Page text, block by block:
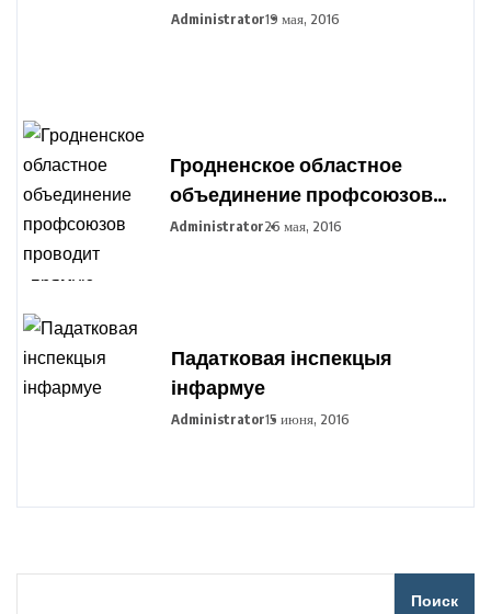
Administrator19 мая, 2016
Гродненское областное
объединение профсоюзов
проводит «прямую
Administrator26 мая, 2016
Падатковая інспекцыя
інфармуе
Administrator15 июня, 2016
Поиск